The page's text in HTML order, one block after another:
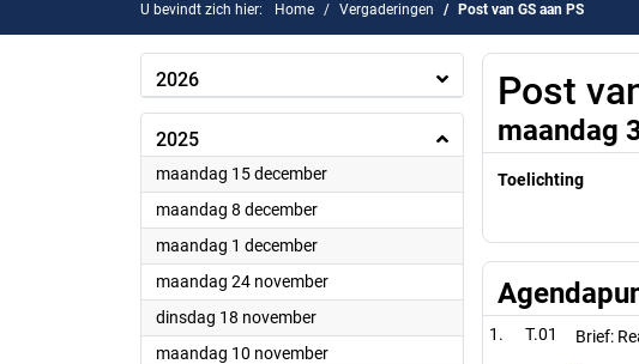
U bevindt zich hier: Home Vergaderingen Post van GS aan PS
2026
2025
maandag 15 december2025
maandag 8 december2025
maandag 1 december2025
maandag 24 november2025
dinsdag 18 november2025
maandag 10 november2025
Post
maandag
Toelichting
T.01 Brief: